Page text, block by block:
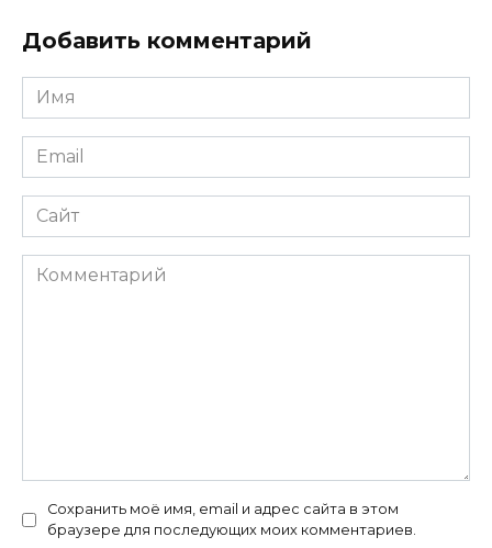
Добавить комментарий
Имя
*
Email
*
Сайт
Комментарий
Сохранить моё имя, email и адрес сайта в этом
браузере для последующих моих комментариев.